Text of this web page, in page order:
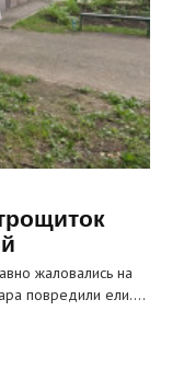
жаловались на
повредили ели.…